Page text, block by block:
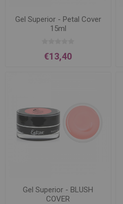
Gel Superior - Petal Cover
15ml
€13,40
Gel Superior - BLUSH
COVER